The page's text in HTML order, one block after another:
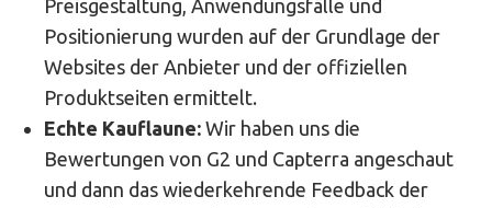
Preisgestaltung, Anwendungsfälle und
Positionierung wurden auf der Grundlage der
Websites der Anbieter und der offiziellen
Produktseiten ermittelt.
Echte Kauflaune: Wir haben uns die
Bewertungen von G2 und Capterra angeschaut
und dann das wiederkehrende Feedback der